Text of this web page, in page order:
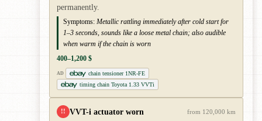
permanently.
Symptoms: Metallic rattling immediately after cold start for
1–3 seconds, sounds like a loose metal chain; also audible
when warm if the chain is worn
400–1,200 $
AD
chain tensioner 1NR-FE
timing chain Toyota 1.33 VVTi
!! VVT-i actuator worn from 120,000 km